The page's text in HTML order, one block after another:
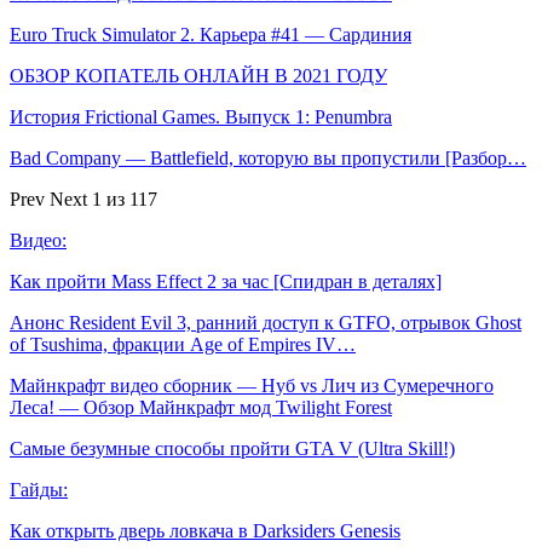
Euro Truck Simulator 2. Карьера #41 — Сардиния
ОБЗОР КОПАТЕЛЬ ОНЛАЙН В 2021 ГОДУ
История Frictional Games. Выпуск 1: Penumbra
Bad Company — Battlefield, которую вы пропустили [Разбор…
Prev Next 1 из 117
Видео:
Как пройти Mass Effect 2 за час [Спидран в деталях]
Анонс Resident Evil 3, ранний доступ к GTFO, отрывок Ghost
of Tsushima, фракции Age of Empires IV…
Майнкрафт видео сборник — Нуб vs Лич из Сумеречного
Леса! — Обзор Майнкрафт мод Twilight Forest
Самые безумные способы пройти GTA V (Ultra Skill!)
Гайды:
Как открыть дверь ловкача в Darksiders Genesis